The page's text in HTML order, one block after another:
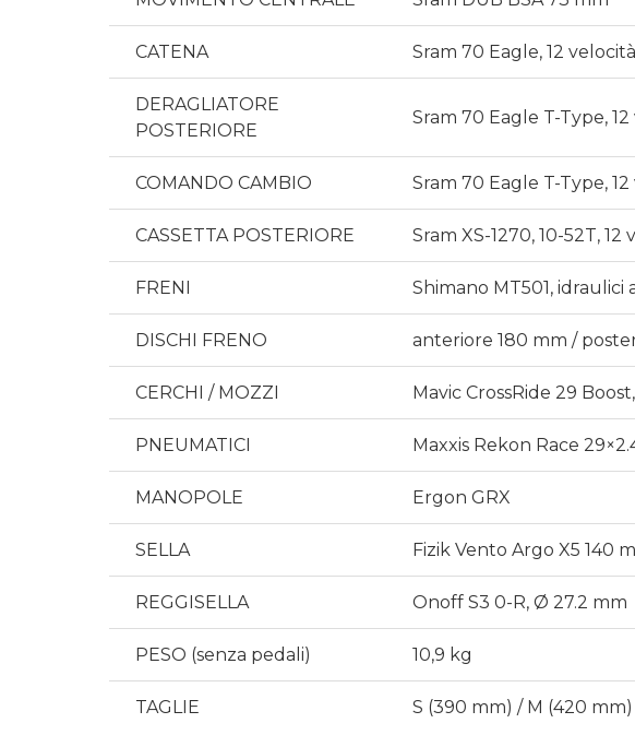
CATENA Sram 70 Eagle, 12
DERAGLIATORE
POSTERIORE
Sram 70 Eagle T-Type,
COMANDO CAMBIO Sram 70 Eagle T-Type,
CASSETTA POSTERIORE Sram XS-1270, 10-52T, 12
FRENI Shimano MT501, idraulici
DISCHI FRENO anteriore 180 mm /
CERCHI / MOZZI Mavic CrossRide 29
PNEUMATICI Maxxis Rekon Race
MANOPOLE Ergon GRX
SELLA Fizik Vento Argo X5 140
REGGISELLA Onoff S3 0-R, Ø 27.2 mm
PESO (senza pedali) 10,9 kg
TAGLIE S (390 mm) / M (420